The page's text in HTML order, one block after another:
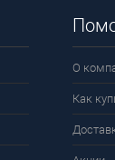
О
Как